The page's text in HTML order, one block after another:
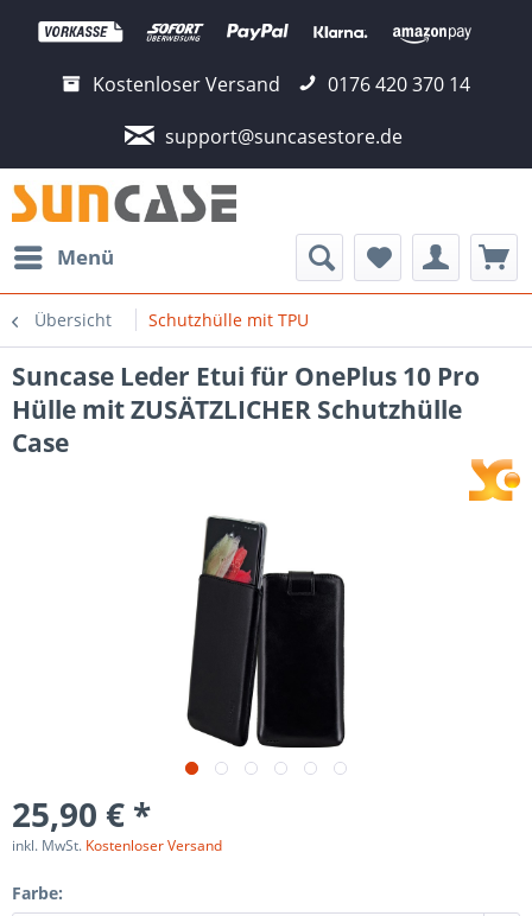
Kostenloser Versand
0176 420 370 14
support@suncasestore.de
Menü
Übersicht Schutzhülle mit TPU
Suncase Leder Etui für OnePlus 10 Pro
Hülle mit ZUSÄTZLICHER Schutzhülle
Case
25,90 € *
inkl. MwSt. Kostenloser Versand
Farbe: